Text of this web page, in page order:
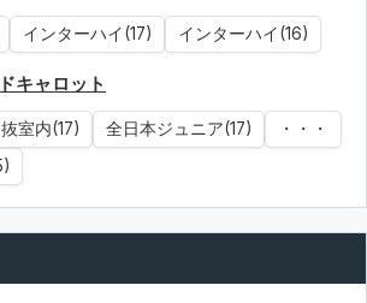
インターハイ(17) インターハイ(16)
キャロット
室内(17) 全日本ジュニア(17)
・・・